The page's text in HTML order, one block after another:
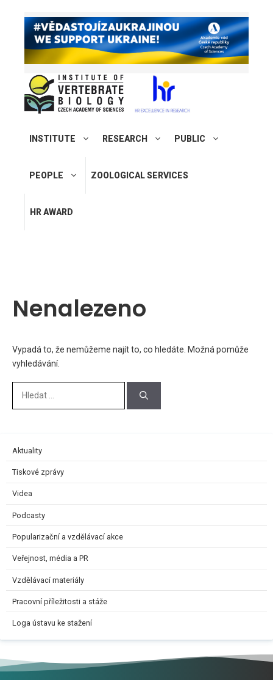
INSTITUTE RESEARCH PUBLIC
PEOPLE ZOOLOGICAL SERVICES
HR AWARD
Nenalezeno
Vypadá to, že nemůžeme najít to, co hledáte. Možná pomůže
vyhledávání.
Aktuality
Tiskové zprávy
Videa
Podcasty
Popularizační a vzdělávací akce
Veřejnost, média a PR
Vzdělávací materiály
Pracovní příležitosti a stáže
Loga ústavu ke stažení